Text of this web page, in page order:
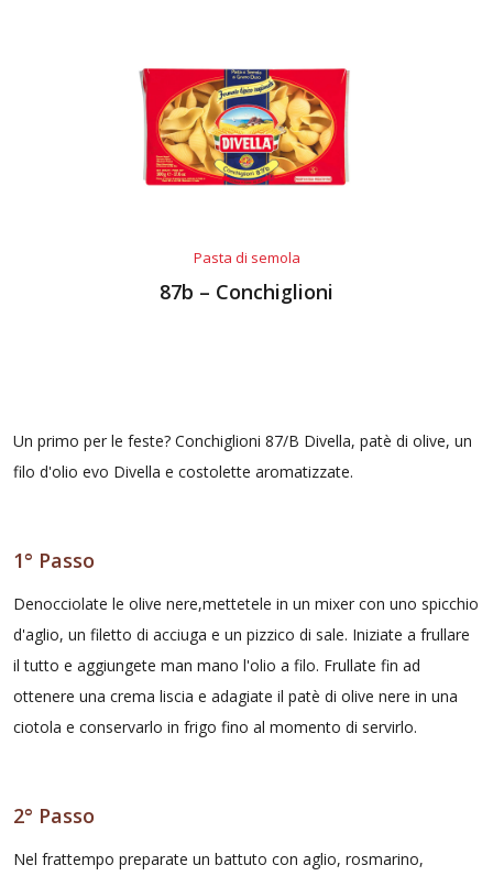
Pasta di semola
87b – Conchiglioni
Un primo per le feste? Conchiglioni 87/B Divella, patè di olive, un
filo d'olio evo Divella e costolette aromatizzate.
1° Passo
Denocciolate le olive nere,mettetele in un mixer con uno spicchio
d'aglio, un filetto di acciuga e un pizzico di sale. Iniziate a frullare
il tutto e aggiungete man mano l'olio a filo. Frullate fin ad
ottenere una crema liscia e adagiate il patè di olive nere in una
ciotola e conservarlo in frigo fino al momento di servirlo.
2° Passo
Nel frattempo preparate un battuto con aglio, rosmarino,